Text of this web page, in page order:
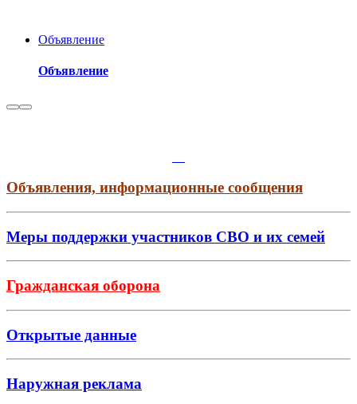
Объявление
Объявление
Объявления, информационные сообщения
Меры поддержки участников СВО и их семей
Гражданская оборона
Открытые данные
Наружная реклама